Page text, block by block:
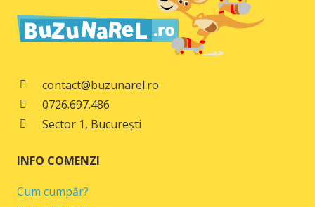
49,00 lei.
contact@buzunarel.ro
0726.697.486
Sector 1, București
INFO COMENZI
Cum cumpăr?